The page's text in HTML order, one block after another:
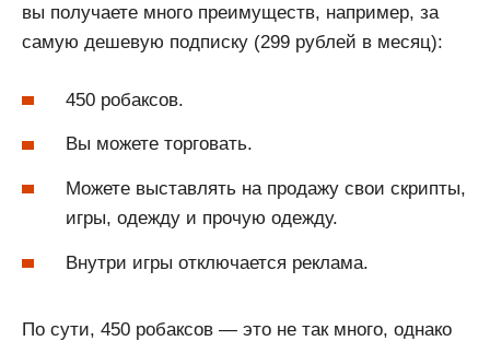
вы получаете много преимуществ, например, за
самую дешевую подписку (299 рублей в месяц):
450 робаксов.
Вы можете торговать.
Можете выставлять на продажу свои скрипты,
игры, одежду и прочую одежду.
Внутри игры отключается реклама.
По сути, 450 робаксов — это не так много, однако